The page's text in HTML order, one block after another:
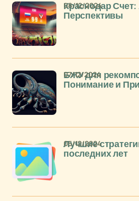
Краснодар Счет:
Перспективы
08/12/2024
БЖУ для
Понимание и
07/12/2024
Лучшие
последних лет
05/12/2024